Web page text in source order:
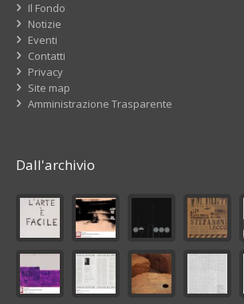
Il Fondo
Notizie
Eventi
Contatti
Privacy
Site map
Amministrazione Trasparente
Dall'archivio